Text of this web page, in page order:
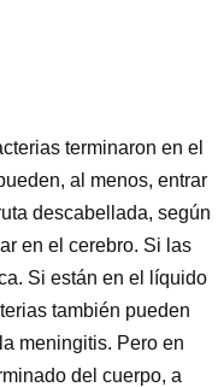
terminaron en el
al menos, entrar
descabellada, según
en el cerebro. Si las
Si están en el líquido
también pueden
meningitis. Pero en
del cuerpo, a